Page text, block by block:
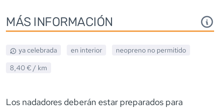
MÁS INFORMACIÓN
ya celebrada en interior neopreno no permitido
8,40 € / km
Los nadadores deberán estar preparados para